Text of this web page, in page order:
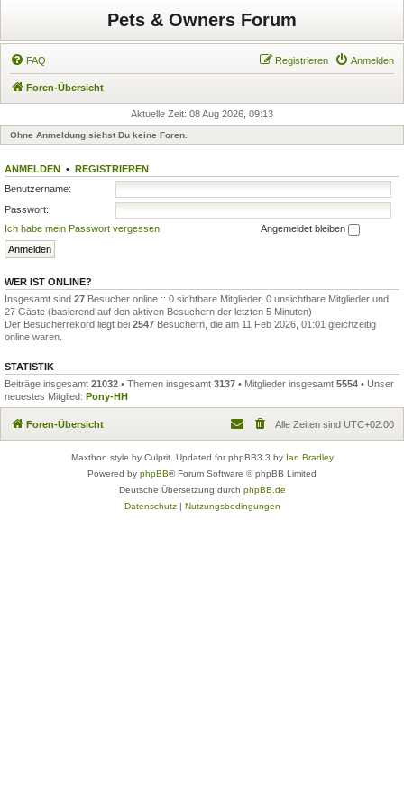
Pets & Owners Forum
FAQ Anmelden
Registrieren
Foren-Übersicht
Aktuelle Zeit: 08 Aug 2026, 09:13
Ohne Anmeldung siehst Du keine Foren.
ANMELDEN • REGISTRIEREN
Benutzername:
Passwort:
Ich habe mein Passwort vergessen
Angemeldet bleiben
WER IST ONLINE?
Insgesamt sind 27 Besucher online :: 0 sichtbare Mitglieder, 0 unsichtbare Mitglieder und
27 Gäste (basierend auf den aktiven Besuchern der letzten 5 Minuten)
Der Besucherrekord liegt bei 2547 Besuchern, die am 11 Feb 2026, 01:01 gleichzeitig
online waren.
STATISTIK
Beiträge insgesamt 21032 • Themen insgesamt 3137 • Mitglieder insgesamt 5554 • Unser
neuestes Mitglied: Pony-HH
Foren-Übersicht Alle Zeiten sind UTC+02:00
Maxthon style by Culprit. Updated for phpBB3.3 by Ian Bradley
Powered by phpBB® Forum Software © phpBB Limited
Deutsche Übersetzung durch phpBB.de
Datenschutz| Nutzungsbedingungen